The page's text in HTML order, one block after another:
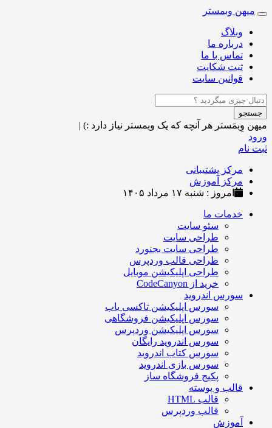
Toggle
navigation
میهن وبمستر
وبلاگ
درباره ما
تماس با ما
ثبت شکایت
قوانین سایت
جستجو
میهن وِبمَستر هر آنچه که یک وبمستر نیاز دارد :) |
ورود
ثبت نام
مرکز پشتیبانی
مرکز آموزش
امروز : شنبه ۱۷ مرداد ۱۴۰۵
خدمات ما
سئو سایت
طراحی سایت
طراحی سایت بجنورد
طراحی قالب وردپرس
طراحی اپلیکیشن موبایل
خرید از CodeCanyon
سورس اندروید
سورس اپلیکیشن تاکسی یاب
سورس اپلیکیشن فروشگاهی
سورس اپلیکیشن وردپرس
سورس اندروید رایگان
سورس کتاب اندروید
سورس بازی اندروید
پکیج فروشگاه ساز
قالب و پوسته
قالب HTML
قالب وردپرس
آموزش